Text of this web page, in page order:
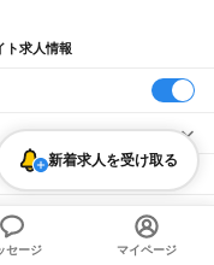
ト求人情報
土日祝のみOKのアルバイト・バ
新着求人を受け取る
セージ マイページ